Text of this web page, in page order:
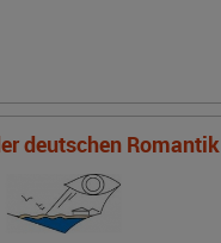
deutschen Romantik